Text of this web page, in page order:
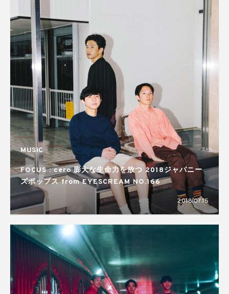
MUSIC
FOCUS : cero 膨大な生命力を放つ 2018ジャパニー
ズポップス from EYESCREAM NO.166
2018.07.15